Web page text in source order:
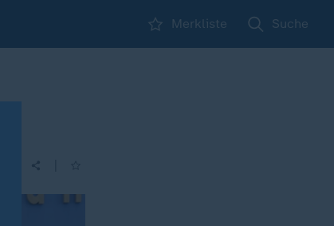
Merkliste Suche